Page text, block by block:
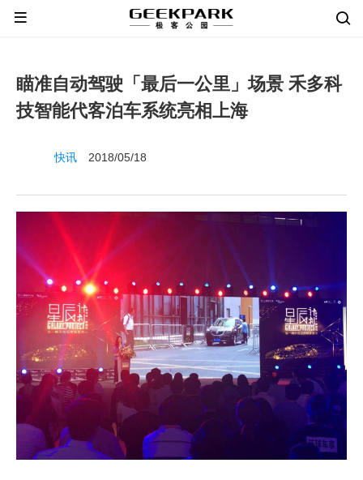
瞄准自动驾驶「最后一公里」场景 禾多科
技智能代客泊车系统亮相上海
快讯 2018/05/18